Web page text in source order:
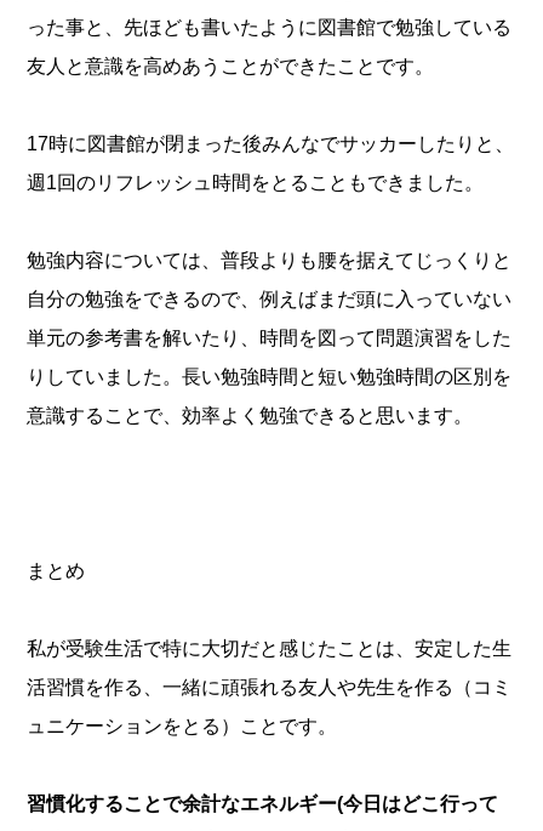
った事と、先ほども書いたように図書館で勉強している
友人と意識を高めあうことができたことです。
17時に図書館が閉まった後みんなでサッカーしたりと、
週1回のリフレッシュ時間をとることもできました。
勉強内容については、普段よりも腰を据えてじっくりと
自分の勉強をできるので、例えばまだ頭に入っていない
単元の参考書を解いたり、時間を図って問題演習をした
りしていました。長い勉強時間と短い勉強時間の区別を
意識することで、効率よく勉強できると思います。
まとめ
私が受験生活で特に大切だと感じたことは、安定した生
活習慣を作る、一緒に頑張れる友人や先生を作る（コミ
ュニケーションをとる）ことです。
習慣化することで余計なエネルギー(今日はどこ行って